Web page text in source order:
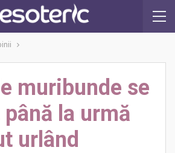
muribunde se
la urmă
urlând